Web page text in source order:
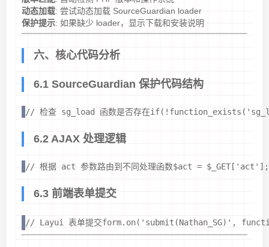
动态加载: 尝试动态加载 SourceGuardian loader
保护提示: 如果缺少 loader，显示下载和安装说明
六、核心代码分析
6.1 SourceGuardian 保护代码结构
// 检查 sg_load 函数是否存在
6.2 AJAX 处理逻辑
// 根据 act 参数路由到不同处理函数$act =
6.3 前端表单提交
// Layui 表单提交